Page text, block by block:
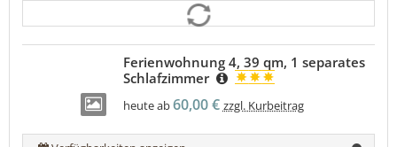
Ferienwohnung 4, 39 qm, 1 separates
Schlafzimmer
heute ab60,00 € zzgl. Kurbeitrag